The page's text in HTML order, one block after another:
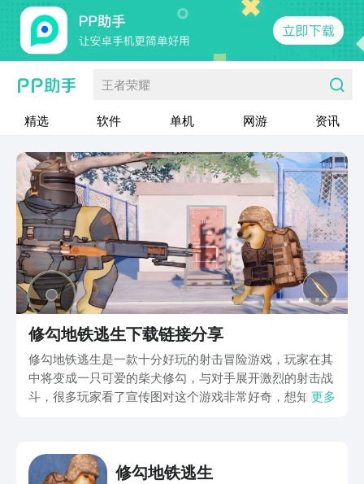
王者荣耀
精选 软件 单机 网游 资讯
修勾地铁逃生下载链接分享
修勾地铁逃生是一款十分好玩的射击冒险游戏，玩家在其
中将变成一只可爱的柴犬修勾，与对手展开激烈的射击战
斗，很多玩家看了宣传图对这个游戏非常好奇，想知道在
更多
修勾地铁逃生